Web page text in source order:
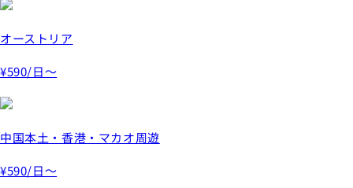
オーストリア
¥590/日～
中国本土・香港・マカオ周遊
¥590/日～